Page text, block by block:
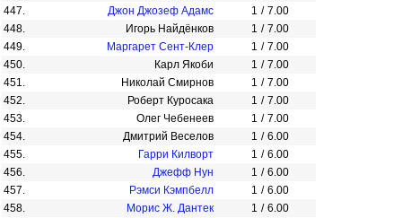
447.
Джон Джозеф Адамс 1 / 7.00
448.
Игорь Найдёнков 1 / 7.00
449.
Маргарет Сент-Клер 1 / 7.00
450.
Карл Якоби 1 / 7.00
451.
Николай Смирнов 1 / 7.00
452.
Роберт Куросака 1 / 7.00
453.
Олег Чебенеев 1 / 7.00
454.
Дмитрий Веселов 1 / 6.00
455.
Гарри Килворт 1 / 6.00
456.
Джефф Нун 1 / 6.00
457.
Рэмси Кэмпбелл 1 / 6.00
458.
Морис Ж. Дантек 1 / 6.00